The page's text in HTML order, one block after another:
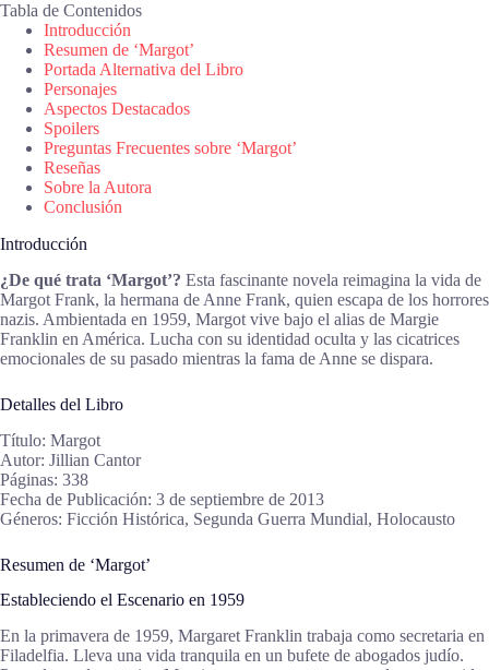
Tabla de Contenidos
Introducción
Resumen de ‘Margot’
Portada Alternativa del Libro
Personajes
Aspectos Destacados
Spoilers
Preguntas Frecuentes sobre ‘Margot’
Reseñas
Sobre la Autora
Conclusión
Introducción
¿De qué trata ‘Margot’? Esta fascinante novela reimagina la vida de
Margot Frank, la hermana de Anne Frank, quien escapa de los horrores
nazis. Ambientada en 1959, Margot vive bajo el alias de Margie
Franklin en América. Lucha con su identidad oculta y las cicatrices
emocionales de su pasado mientras la fama de Anne se dispara.
Detalles del Libro
Título: Margot
Autor: Jillian Cantor
Páginas: 338
Fecha de Publicación: 3 de septiembre de 2013
Géneros: Ficción Histórica, Segunda Guerra Mundial, Holocausto
Resumen de ‘Margot’
Estableciendo el Escenario en 1959
En la primavera de 1959, Margaret Franklin trabaja como secretaria en
Filadelfia. Lleva una vida tranquila en un bufete de abogados judío.